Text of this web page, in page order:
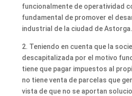
funcionalmente de operatividad
fundamental de promover el
industrial de la ciudad de Astorga.
2. Teniendo en cuenta que la
descapitalizada por el motivo
tiene que pagar impuestos al
no tiene venta de parcelas que
vista de que no se aportan